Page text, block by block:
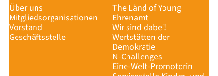
Über uns
Mitgliedsorganisationen
Vorstand
Geschäftsstelle
The Länd of Young
Ehrenamt
Wir sind dabei!
Wertstätten der
Demokratie
N-Challenges
Eine-Welt-Promotorin